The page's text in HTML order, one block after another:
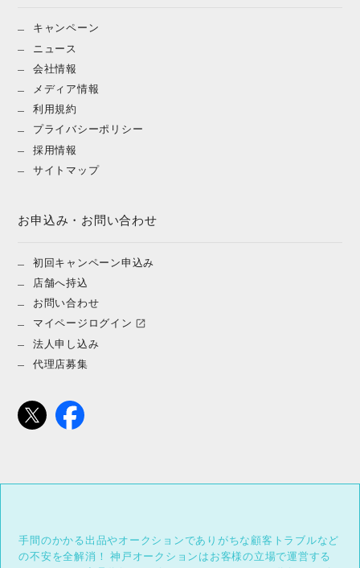
キャンペーン
ニュース
会社情報
メディア情報
利用規約
プライバシーポリシー
採用情報
サイトマップ
お申込み・お問い合わせ
初回キャンペーン申込み
店舗へ持込
お問い合わせ
マイページログイン
法人申し込み
代理店募集
手間のかかる出品やオークションでありがちな顧客トラブルなど
の不安を全解消！
神戸オークションはお客様の立場で運営する